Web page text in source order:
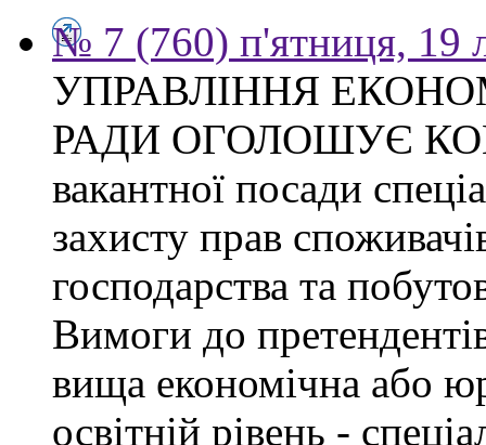
№ 7 (760) п'ятниця, 19
УПРАВЛІННЯ
РАДИ ОГОЛОШУЄ
вакантної посади
захисту прав
господарства та
Вимоги до
вища економічна або
освітній рівень -